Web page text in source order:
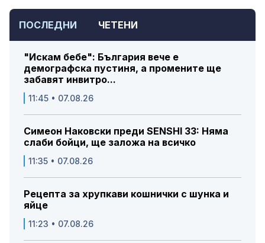
ПОСЛЕДНИ ЧЕТЕНИ
"Искам бебе": България вече е
демографска пустиня, а промените ще
забавят инвитро...
11:45 • 07.08.26
Симеон Наковски преди SENSHI 33: Няма
слаби бойци, ще заложа на всичко
11:35 • 07.08.26
Рецепта за хрупкави кошнички с шунка и
яйце
11:23 • 07.08.26